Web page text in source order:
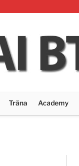
Träna Academy